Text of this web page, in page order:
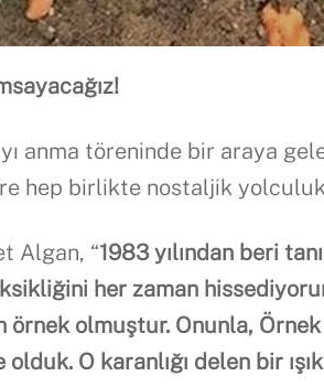
z!
anma töreninde bir araya
hep birlikte nostaljik yolculuk
Algan, “1983 yılından beri
her zaman hisse
örnek olmuştur. Onunla,
O karanlığı delen bir